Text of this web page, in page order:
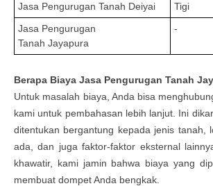
Jasa Pengurugan Tanah Deiyai
Tigi
Jasa Pengurugan
Tanah Jayapura
-
Berapa Biaya Jasa Pengurugan Tanah
Untuk masalah biaya, Anda bisa
kami untuk pembahasan lebih lanjut. Ini
ditentukan bergantung kepada jenis tanah,
ada, dan juga faktor-faktor eksternal
khawatir, kami jamin bahwa biaya yang
membuat dompet Anda bengkak.